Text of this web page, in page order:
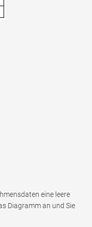
eine leere
Diagramm an und Sie